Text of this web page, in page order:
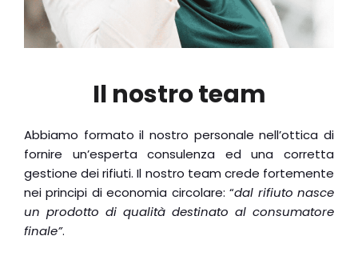
Il nostro team
Abbiamo formato il nostro personale nell’ottica di
fornire un’esperta consulenza ed una corretta
gestione dei rifiuti. Il nostro team crede fortemente
nei principi di economia circolare: “dal rifiuto nasce
un prodotto di qualità destinato al consumatore
finale”.